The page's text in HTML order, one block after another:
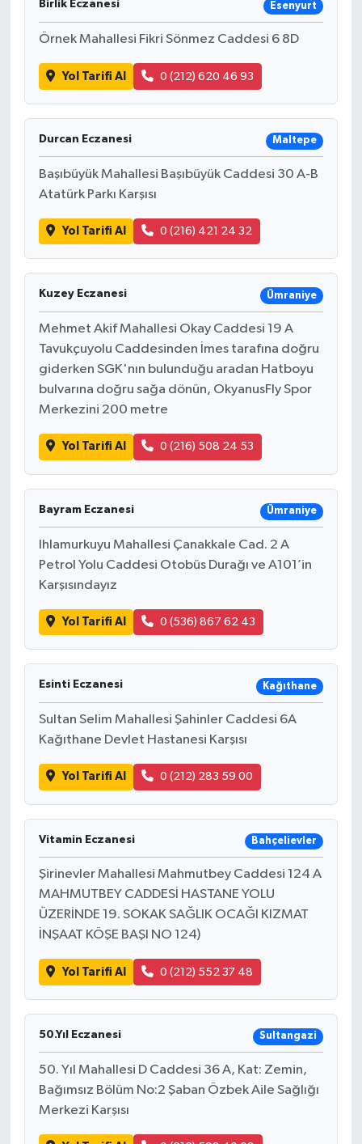
Birlik Eczanesi Esenyurt
Örnek Mahallesi Fikri Sönmez Caddesi 6 8D
Yol Tarifi Al 0 (212) 620 46 93
Durcan Eczanesi Maltepe
Başıbüyük Mahallesi Başıbüyük Caddesi 30 A-B
Atatürk Parkı Karşısı
Yol Tarifi Al 0 (216) 421 24 32
Kuzey Eczanesi Ümraniye
Mehmet Akif Mahallesi Okay Caddesi 19 A
Tavukçuyolu Caddesinden İmes tarafına doğru
giderken SGK'nın bulunduğu aradan Hatboyu
bulvarına doğru sağa dönün, OkyanusFly Spor
Merkezini 200 metre
Yol Tarifi Al 0 (216) 508 24 53
Bayram Eczanesi Ümraniye
Ihlamurkuyu Mahallesi Çanakkale Cad. 2 A
Petrol Yolu Caddesi Otobüs Durağı ve A101’in
Karşısındayız
Yol Tarifi Al 0 (536) 867 62 43
Esinti Eczanesi Kağıthane
Sultan Selim Mahallesi Şahinler Caddesi 6A
Kağıthane Devlet Hastanesi Karşısı
Yol Tarifi Al 0 (212) 283 59 00
Vitamin Eczanesi Bahçelievler
Şirinevler Mahallesi Mahmutbey Caddesi 124 A
MAHMUTBEY CADDESİ HASTANE YOLU
ÜZERİNDE 19. SOKAK SAĞLIK OCAĞI KIZMAT
İNŞAAT KÖŞE BAŞI NO 124)
Yol Tarifi Al 0 (212) 552 37 48
50.Yıl Eczanesi Sultangazi
50. Yıl Mahallesi D Caddesi 36 A, Kat: Zemin,
Bağımsız Bölüm No:2 Şaban Özbek Aile Sağlığı
Merkezi Karşısı